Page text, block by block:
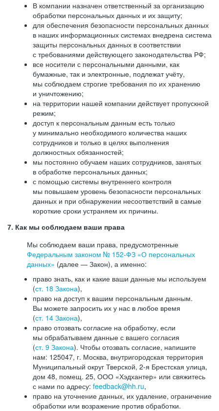
В компании назначен ответственный за организацию
обработки персональных данных и их защиту;
для обеспечения безопасности персональных данных
в наших информационных системах внедрена система
защиты персональных данных в соответствии
с требованиями действующего законодательства РФ;
все носители с персональными данными, как
бумажные, так и электронные, подлежат учёту,
мы соблюдаем строгие требования по их хранению
и уничтожению;
на территории нашей компании действует пропускной
режим;
доступ к персональным данным есть только
у минимально необходимого количества наших
сотрудников и только в целях выполнения
должностных обязанностей;
мы постоянно обучаем наших сотрудников, занятых
в обработке персональных данных;
с помощью системы внутреннего контроля
мы повышаем уровень безопасности персональных
данных и при обнаружении несоответствий в самые
короткие сроки устраняем их причины.
7. Как мы соблюдаем ваши права
Мы соблюдаем ваши права, предусмотренные
Федеральным законом № 152-ФЗ «О персональных
данных» (далее — Закон), а именно:
право знать, как и какие ваши данные мы используем
(ст. 18 Закона),
право на доступ к вашим персональным данным.
Вы можете запросить их у нас в любое время
(ст. 14 Закона),
право отозвать согласие на обработку, если
мы обрабатываем данные с вашего согласия
(ст. 9 Закона). Чтобы отозвать согласие, напишите
нам: 125047, г. Москва, внутригородская территория
Муниципальный округ Тверской, 2-я Брестская улица,
дом 48, помещ. 25, ООО «Хэдхантер» или свяжитесь
с нами по адресу: feedback@hh.ru,
право на уточнение данных, их удаление, ограничение
обработки или возражение против обработки.